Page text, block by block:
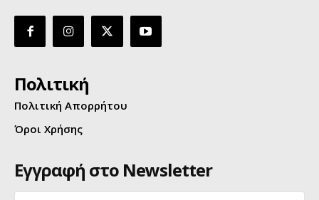
Πολιτική
Πολιτική Απορρήτου
Όροι Χρήσης
Εγγραφή στο Newsletter